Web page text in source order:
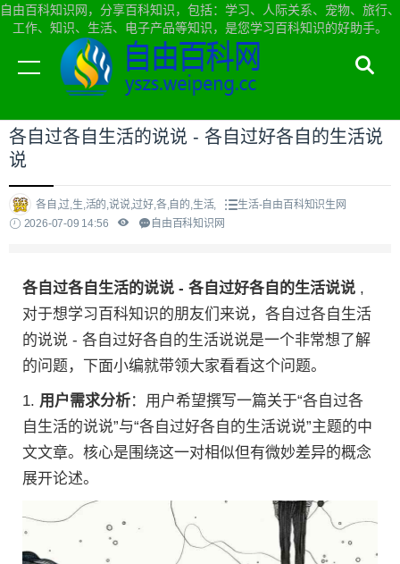
自由百科知识网，分享百科知识，包括：学习、人际关系、宠物、旅行、
工作、知识、生活、电子产品等知识，是您学习百科知识的好助手。
当前位置：自由百科知识网首页>生活
各自过各自生活的说说 - 各自过好各自的生活说
说
各自,过,生,活的,说说,过好,各,自的,生活,
生活-自由百科知识生网
2026-07-09 14:56
自由百科知识网
各自过各自生活的说说 - 各自过好各自的生活说说 ,
对于想学习百科知识的朋友们来说，各自过各自生活
的说说 - 各自过好各自的生活说说是一个非常想了解
的问题，下面小编就带领大家看看这个问题。
1. 用户需求分析：用户希望撰写一篇关于“各自过各
自生活的说说”与“各自过好各自的生活说说”主题的中
文文章。核心是围绕这一对相似但有微妙差异的概念
展开论述。